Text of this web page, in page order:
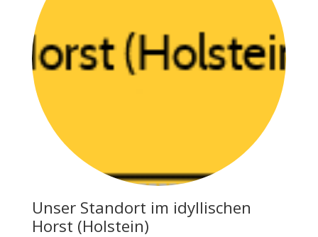
Unser Standort im idyllischen
Horst (Holstein)